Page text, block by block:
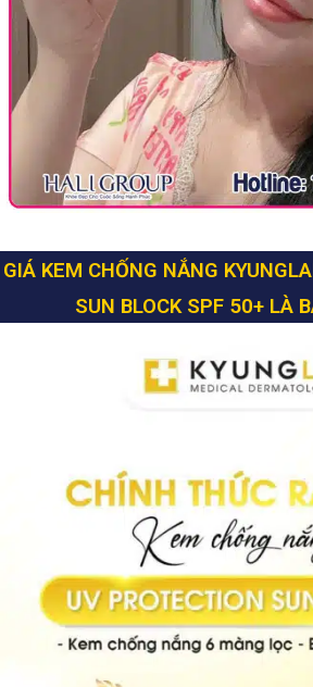
GIÁ KEM CHỐNG NẮNG
SUN BLOCK SPF 50+ LÀ